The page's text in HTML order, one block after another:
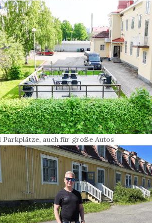
Parkplätze, auch für große Autos